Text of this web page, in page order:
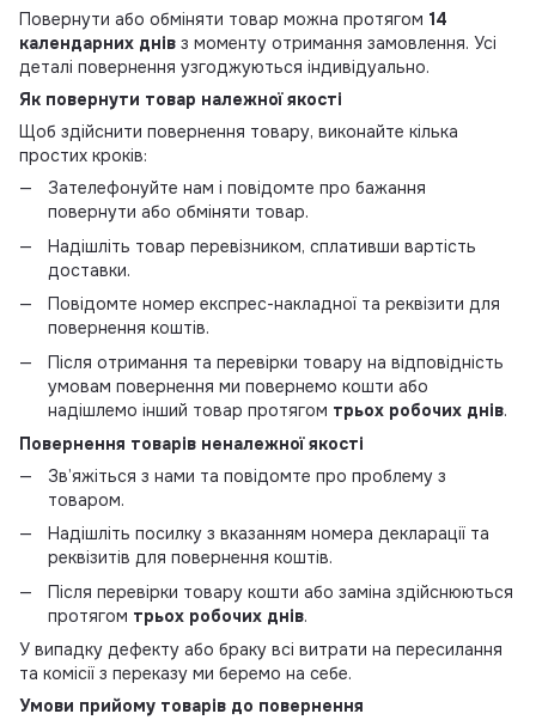
Повернути або обміняти товар можна протягом 14
календарних днів з моменту отримання замовлення. Усі
деталі повернення узгоджуються індивідуально.
Як повернути товар належної якості
Щоб здійснити повернення товару, виконайте кілька
простих кроків:
Зателефонуйте нам і повідомте про бажання
повернути або обміняти товар.
Надішліть товар перевізником, сплативши вартість
доставки.
Повідомте номер експрес-накладної та реквізити для
повернення коштів.
Після отримання та перевірки товару на відповідність
умовам повернення ми повернемо кошти або
надішлемо інший товар протягом трьох робочих днів.
Повернення товарів неналежної якості
Зв’яжіться з нами та повідомте про проблему з
товаром.
Надішліть посилку з вказанням номера декларації та
реквізитів для повернення коштів.
Після перевірки товару кошти або заміна здійснюються
протягом трьох робочих днів.
У випадку дефекту або браку всі витрати на пересилання
та комісії з переказу ми беремо на себе.
Умови прийому товарів до повернення